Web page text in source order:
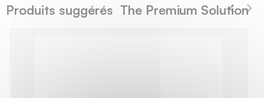
Produits suggérés The Premium Solution